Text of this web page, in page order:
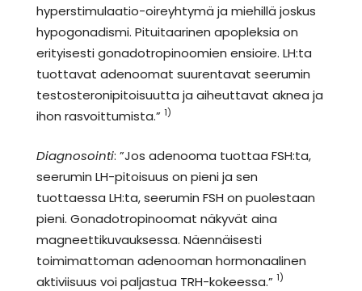
hyperstimulaatio-oireyhtymä ja miehillä joskus
hypogonadismi. Pituitaarinen apopleksia on
erityisesti gonadotropinoomien ensioire. LH:ta
tuottavat adenoomat suurentavat seerumin
testosteronipitoisuutta ja aiheuttavat aknea ja
ihon rasvoittumista.” 1)
Diagnosointi: ”Jos adenooma tuottaa FSH:ta,
seerumin LH-pitoisuus on pieni ja sen
tuottaessa LH:ta, seerumin FSH on puolestaan
pieni. Gonadotropinoomat näkyvät aina
magneettikuvauksessa. Näennäisesti
toimimattoman adenooman hormonaalinen
aktiviisuus voi paljastua TRH-kokeessa.” 1)